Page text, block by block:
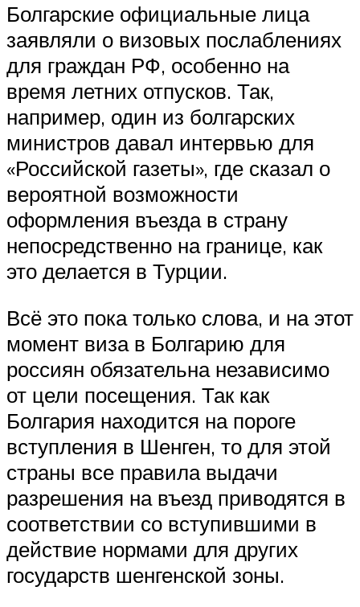
Болгарские официальные лица
заявляли о визовых послаблениях
для граждан РФ, особенно на
время летних отпусков. Так,
например, один из болгарских
министров давал интервью для
«Российской газеты», где сказал о
вероятной возможности
оформления въезда в страну
непосредственно на границе, как
это делается в Турции.
Всё это пока только слова, и на этот
момент виза в Болгарию для
россиян обязательна независимо
от цели посещения. Так как
Болгария находится на пороге
вступления в Шенген, то для этой
страны все правила выдачи
разрешения на въезд приводятся в
соответствии со вступившими в
действие нормами для других
государств шенгенской зоны.